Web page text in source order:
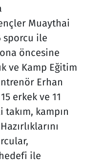
Muaythai
sporcu ile
öncesine
ve Kamp Eğitim
Erhan
erkek ve 11
kampın
ile